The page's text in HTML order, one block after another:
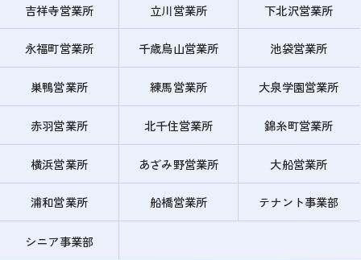
吉祥寺営業所 立川営業所 下北沢営業所
永福町営業所 千歳烏山営業所 池袋営業所
巣鴨営業所 練馬営業所 大泉学園営業所
赤羽営業所 北千住営業所 錦糸町営業所
横浜営業所 あざみ野営業所 大船営業所
浦和営業所 船橋営業所 テナント事業部
シニア事業部